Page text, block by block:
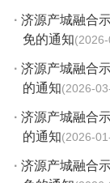
· 济源产城融合
免的通知
· 济源产城融合
的通知 2026-
· 济源产城融合
的通知 2026-
· 济源产城融合